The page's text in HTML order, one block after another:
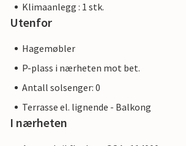
Klimaanlegg : 1 stk.
Utenfor
Hagemøbler
P-plass i nærheten mot bet.
Antall solsenger: 0
Terrasse el. lignende - Balkong
I nærheten